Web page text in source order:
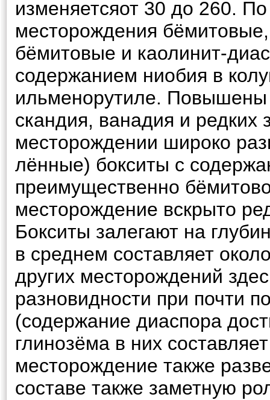
изменяетсяот 30 до 260. По
месторождения
бёмитовые и каолинит-
содержанием ниобия в
ильменорутиле. Повышены
скандия, ванадия и
месторождении широко
лённые) бокситы с
преимущественно
месторождение вскрыто
Бокситы залегают на
в среднем составляет
других месторождений
разновидности при почти
(содержание диаспора
глинозёма в них
месторождение также
составе также заметную